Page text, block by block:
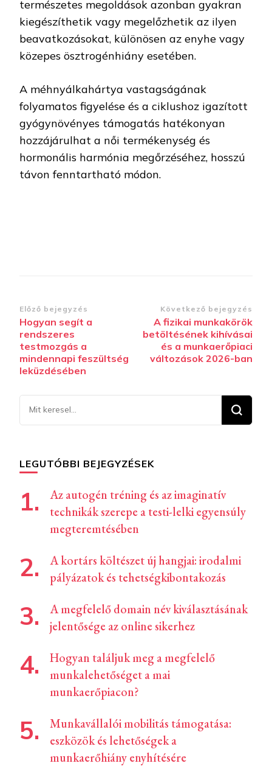
természetes megoldások azonban gyakran
kiegészíthetik vagy megelőzhetik az ilyen
beavatkozásokat, különösen az enyhe vagy
közepes ösztrogénhiány esetében.
A méhnyálkahártya vastagságának
folyamatos figyelése és a ciklushoz igazított
gyógynövényes támogatás hatékonyan
hozzájárulhat a női termékenység és
hormonális harmónia megőrzéséhez, hosszú
távon fenntartható módon.
Bejegyzések
navigációja
Előző bejegyzés
Hogyan segít a
rendszeres
testmozgás a
mindennapi feszültség
leküzdésében
Következő bejegyzés
A fizikai munkakörök
betöltésének kihívásai
és a munkaerőpiaci
változások 2026-ban
Keresel
valamit?
LEGUTÓBBI BEJEGYZÉSEK
Az autogén tréning és az imaginatív
technikák szerepe a testi-lelki egyensúly
megteremtésében
A kortárs költészet új hangjai: irodalmi
pályázatok és tehetségkibontakozás
A megfelelő domain név kiválasztásának
jelentősége az online sikerhez
Hogyan találjuk meg a megfelelő
munkalehetőséget a mai
munkaerőpiacon?
Munkavállalói mobilitás támogatása:
eszközök és lehetőségek a
munkaerőhiány enyhítésére